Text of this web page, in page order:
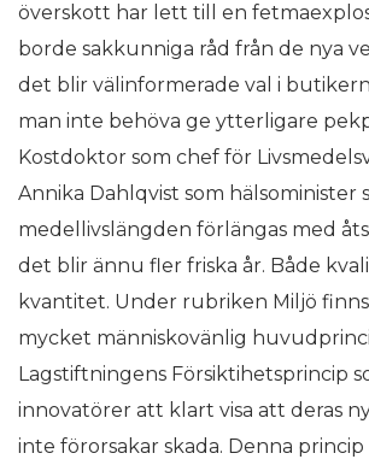
överskott har lett till en
borde sakkunniga råd från de nya
det blir välinformerade val i
man inte behöva ge ytterligare
Kostdoktor som chef för
Annika Dahlqvist som hälsominister
medellivslängden förlängas med
det blir ännu fler friska år. Både
kvantitet. Under rubriken Miljö
mycket människovänlig
Lagstiftningens Försiktihetsprincip
innovatörer att klart visa att deras
inte förorsakar skada. Denna